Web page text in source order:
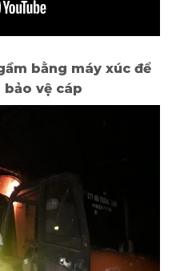
bằng máy xúc để
bảo vệ cáp